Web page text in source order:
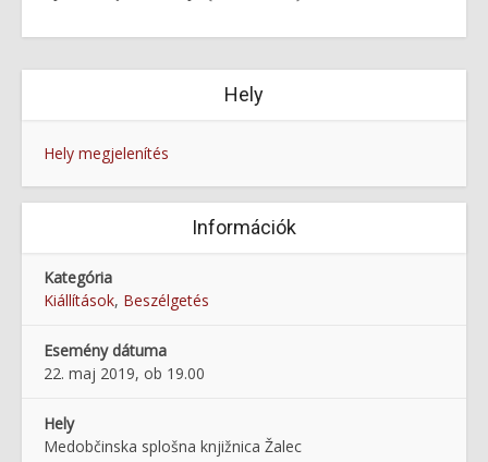
Hely
Hely megjelenítés
Információk
Kategória
Kiállítások, Beszélgetés
Esemény dátuma
22. maj 2019, ob 19.00
Hely
Medobčinska splošna knjižnica Žalec